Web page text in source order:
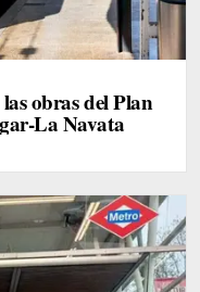
obras del Plan
La Navata